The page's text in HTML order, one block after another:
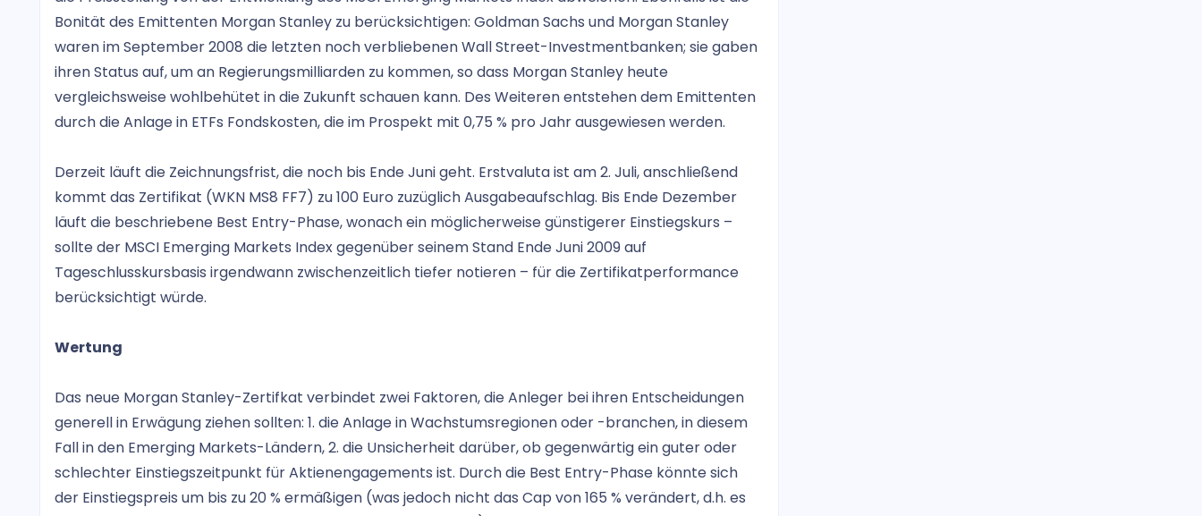
Bonität des Emittenten Morgan Stanley zu berücksichtigen: Goldman Sachs und Morgan Stanley
waren im September 2008 die letzten noch verbliebenen Wall Street-Investmentbanken; sie gaben
ihren Status auf, um an Regierungsmilliarden zu kommen, so dass Morgan Stanley heute
vergleichsweise wohlbehütet in die Zukunft schauen kann. Des Weiteren entstehen dem Emittenten
durch die Anlage in ETFs Fondskosten, die im Prospekt mit 0,75 % pro Jahr ausgewiesen werden.
Derzeit läuft die Zeichnungsfrist, die noch bis Ende Juni geht. Erstvaluta ist am 2. Juli, anschließend
kommt das Zertifikat (WKN MS8 FF7) zu 100 Euro zuzüglich Ausgabeaufschlag. Bis Ende Dezember
läuft die beschriebene Best Entry-Phase, wonach ein möglicherweise günstigerer Einstiegskurs –
sollte der MSCI Emerging Markets Index gegenüber seinem Stand Ende Juni 2009 auf
Tageschlusskursbasis irgendwann zwischenzeitlich tiefer notieren – für die Zertifikatperformance
berücksichtigt würde.
Wertung
Das neue Morgan Stanley-Zertifkat verbindet zwei Faktoren, die Anleger bei ihren Entscheidungen
generell in Erwägung ziehen sollten: 1. die Anlage in Wachstumsregionen oder -branchen, in diesem
Fall in den Emerging Markets-Ländern, 2. die Unsicherheit darüber, ob gegenwärtig ein guter oder
schlechter Einstiegszeitpunkt für Aktienengagements ist. Durch die Best Entry-Phase könnte sich
der Einstiegspreis um bis zu 20 % ermäßigen (was jedoch nicht das Cap von 165 % verändert, d.h. es